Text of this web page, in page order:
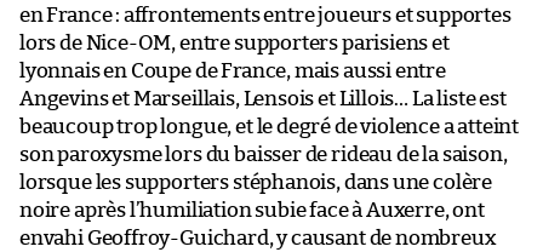
en France : affrontements entre joueurs et supportes
lors de Nice-OM, entre supporters parisiens et
lyonnais en Coupe de France, mais aussi entre
Angevins et Marseillais, Lensois et Lillois… La liste est
beaucoup trop longue, et le degré de violence a atteint
son paroxysme lors du baisser de rideau de la saison,
lorsque les supporters stéphanois, dans une colère
noire après l’humiliation subie face à Auxerre, ont
envahi Geoffroy-Guichard, y causant de nombreux